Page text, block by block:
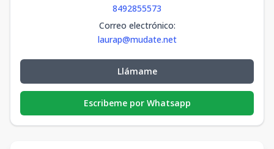
8492855573
Correo electrónico:
laurap@mudate.net
Llámame
Escribeme por Whatsapp